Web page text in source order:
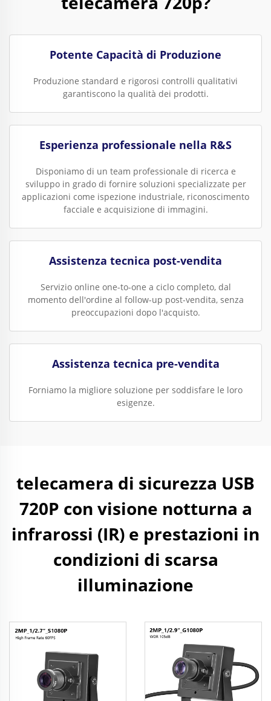
Potente Capacità di Produzione
Produzione standard e rigorosi controlli qualitativi
garantiscono la qualità dei prodotti.
Esperienza professionale nella R&S
Disponiamo di un team professionale di ricerca e
sviluppo in grado di fornire soluzioni specializzate per
applicazioni come ispezione industriale, riconoscimento
facciale e acquisizione di immagini.
Assistenza tecnica post-vendita
Servizio online one-to-one a ciclo completo, dal
momento dell'ordine al follow-up post-vendita, senza
preoccupazioni dopo l'acquisto.
Assistenza tecnica pre-vendita
Forniamo la migliore soluzione per soddisfare le loro
esigenze.
telecamera di sicurezza USB
720P con visione notturna a
infrarossi (IR) e prestazioni in
condizioni di scarsa
illuminazione